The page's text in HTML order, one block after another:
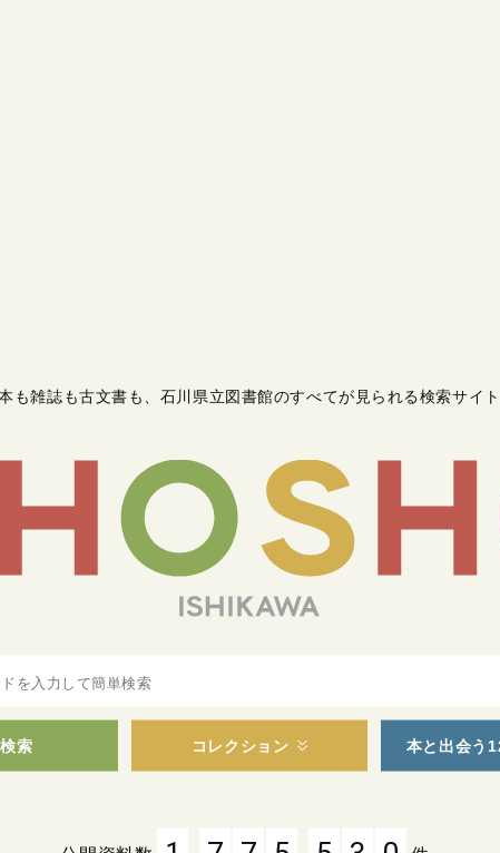
も雑誌も古文書も 石川県立図書館のすべてが見られる検索サイト
索 コレクション 本と出会う